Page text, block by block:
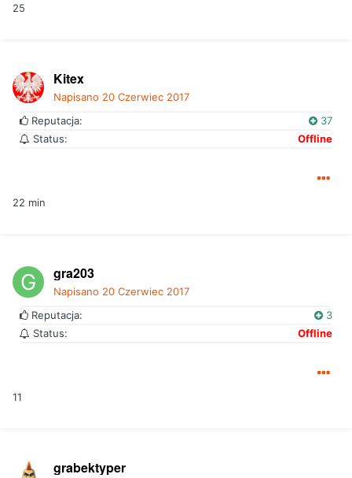
25
Kitex
Napisano 20 Czerwiec 2017
Reputacja:
37
Status:
Offline
22 min
gra203
Napisano 20 Czerwiec 2017
Reputacja:
3
Status:
Offline
11
grabektyper